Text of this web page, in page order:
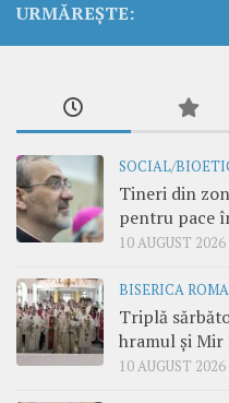
URMĂREȘTE:
SOCIAL/
Tineri din
pentru pace
10 AUGUST 2026
BISERICA
Triplă
hramul și Mir
10 AUGUST 2026